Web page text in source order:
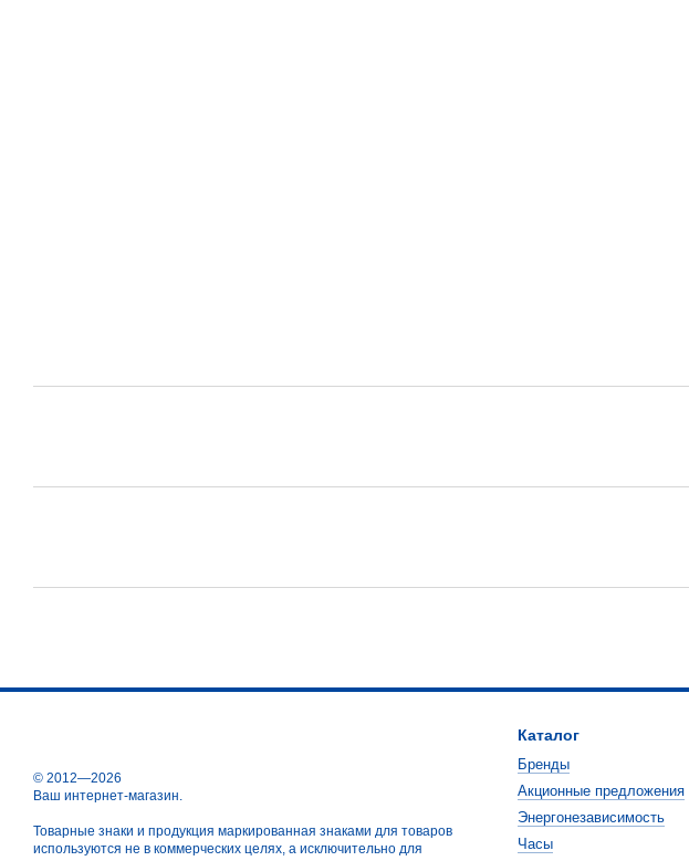
© 2012—2026
Ваш интернет-магазин.
Товарные знаки и продукция маркированная знаками для товаров
используются не в коммерческих целях, а исключительно для
Каталог
Бренды
Акционные предложения
Энергонезависимость
Часы